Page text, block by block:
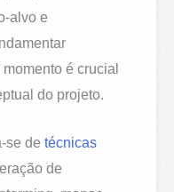
alvo e
é crucial
do projeto.
se detécnicas
de